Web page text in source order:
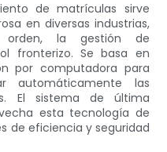
de matrículas sirve
en diversas industrias,
orden, la gestión de
fronterizo. Se basa en
por computadora para
automáticamente las
El sistema de última
esta tecnología de
de eficiencia y seguridad